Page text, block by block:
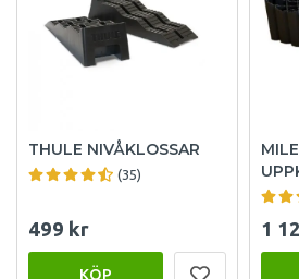
THULE NIVÅKLOSSAR
(35)
499 kr
KÖP
1